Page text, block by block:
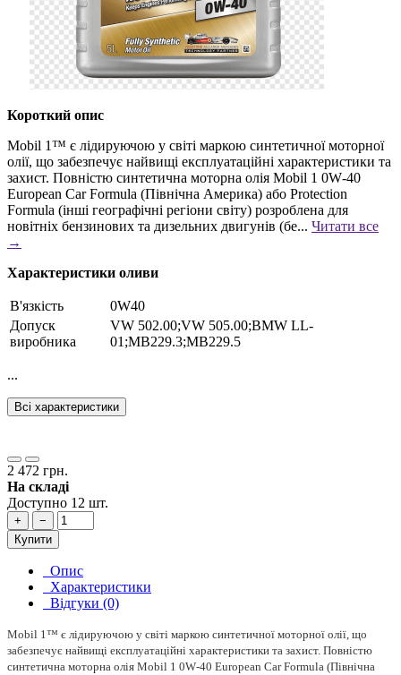
Короткий опис
Mobil 1™ є лідируючою у світі маркою синтетичної моторної
олії, що забезпечує найвищі експлуатаційні характеристики та
захист. Повністю синтетична моторна олія Mobil 1 0W‑40
European Car Formula (Північна Америка) або Protection
Formula (інші географічні регіони світу) розроблена для
новітніх бензинових та дизельних двигунів (бе... Читати все
→
Характеристики оливи
В'язкість
0W40
Допуск
виробника
VW 502.00;VW 505.00;BMW LL-
01;MB229.3;MB229.5
...
Всі характеристики
2 472 грн.
На складі
Доступно 12 шт.
+
−
Купити
Опис
Характеристики
Відгуки (0)
Mobil 1™ є лідируючою у світі маркою синтетичної моторної олії, що
забезпечує найвищі експлуатаційні характеристики та захист. Повністю
синтетична моторна олія Mobil 1 0W‑40 European Car Formula (Північна